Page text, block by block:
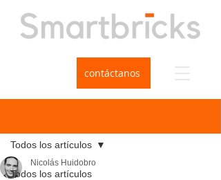
contáctanos
Todos los artículos
Todos los artículos
Nicolás Huidobro